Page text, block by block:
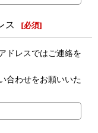
ス [必須]
ドレスではご連絡を
合わせをお願いいた